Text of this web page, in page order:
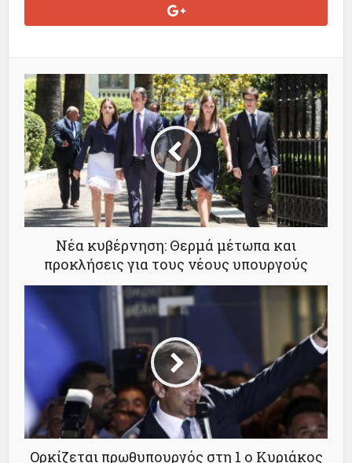
Νέα κυβέρνηση: Θερμά μέτωπα και
προκλήσεις για τους νέους υπουργούς
Ορκίζεται πρωθυπουργός στη 1 ο Κυριάκος